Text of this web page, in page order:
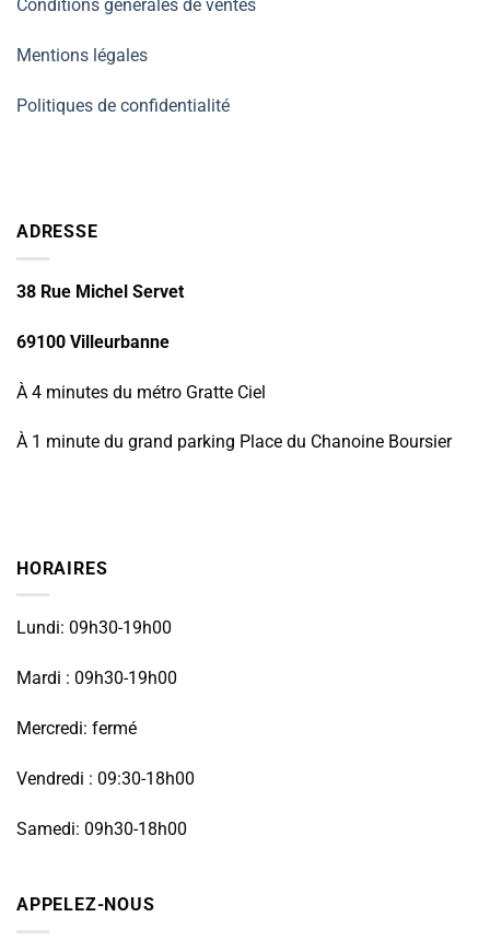
Conditions générales de ventes
Mentions légales
Politiques de confidentialité
ADRESSE
38 Rue Michel Servet
69100 Villeurbanne
À 4 minutes du métro Gratte Ciel
À 1 minute du grand parking Place du Chanoine Boursier
HORAIRES
Lundi: 09h30-19h00
Mardi : 09h30-19h00
Mercredi: fermé
Vendredi : 09:30-18h00
Samedi: 09h30-18h00
APPELEZ-NOUS